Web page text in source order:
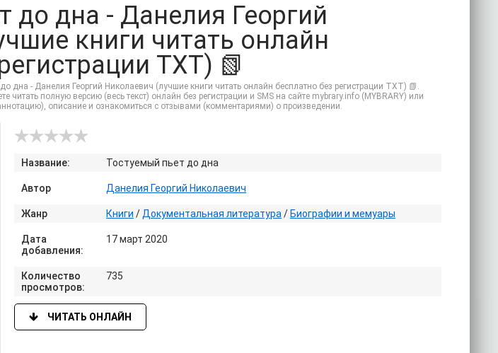
до дна - Данелия Георгий
книги читать онлайн
TXT) 📗
дна - Данелия Георгий Николаевич (лучшие книги читать онлайн бесплатно без регистрации TXT) 📗.
полную версию (весь текст) онлайн без регистрации и SMS на сайте mybrary.info (MYBRARY) или
описание и ознакомиться с отзывами (комментариями) о произведении.
Название: Тостуемый пьет до дна
Автор Данелия Георгий Николаевич
Жанр Книги / Документальная литература / Биографии и мемуары
Дата
добавления:
17 март 2020
Количество
просмотров:
735
ЧИТАТЬ ОНЛАЙН